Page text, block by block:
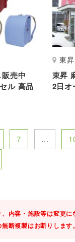
販売中
ル 高品
東
東昇
2日オ
7 ...
内容・施設等は変更に
断複製はお断りします。